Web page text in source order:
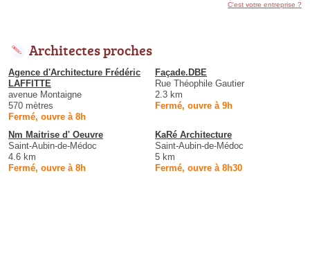
C'est votre entreprise ?
Architectes proches
Agence d'Architecture Frédéric
LAFFITTE
avenue Montaigne
570 mètres
Fermé, ouvre à 8h
Façade.DBE
Rue Théophile Gautier
2.3 km
Fermé, ouvre à 9h
Nm Maitrise d' Oeuvre
Saint-Aubin-de-Médoc
4.6 km
Fermé, ouvre à 8h
KaRé Architecture
Saint-Aubin-de-Médoc
5 km
Fermé, ouvre à 8h30